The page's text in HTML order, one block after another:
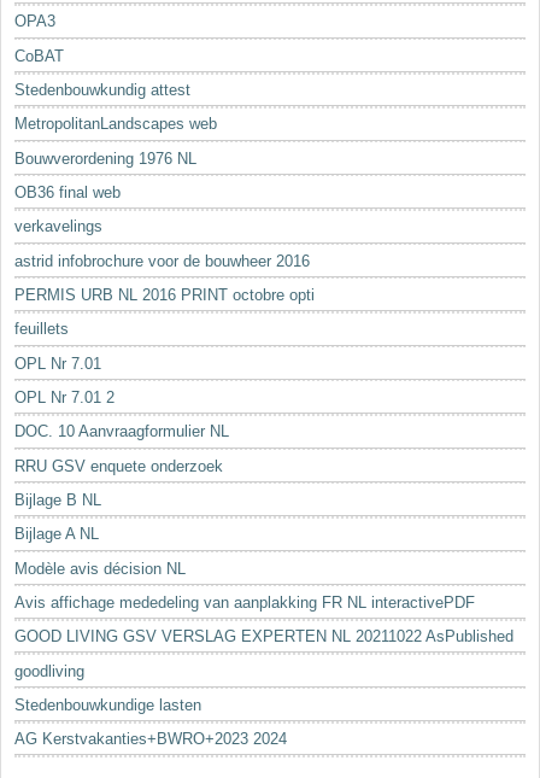
OPA3
CoBAT
Stedenbouwkundig attest
MetropolitanLandscapes web
Bouwverordening 1976 NL
OB36 final web
verkavelings
astrid infobrochure voor de bouwheer 2016
PERMIS URB NL 2016 PRINT octobre opti
feuillets
OPL Nr 7.01
OPL Nr 7.01 2
DOC. 10 Aanvraagformulier NL
RRU GSV enquete onderzoek
Bijlage B NL
Bijlage A NL
Modèle avis décision NL
Avis affichage mededeling van aanplakking FR NL interactivePDF
GOOD LIVING GSV VERSLAG EXPERTEN NL 20211022 AsPublished
goodliving
Stedenbouwkundige lasten
AG Kerstvakanties+BWRO+2023 2024